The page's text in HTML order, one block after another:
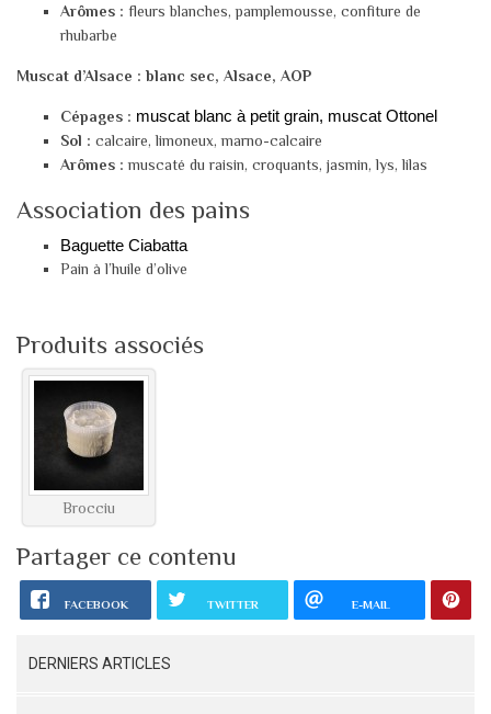
Arômes : fleurs blanches, pamplemousse, confiture de
rhubarbe
Muscat d’Alsace : blanc sec, Alsace, AOP
Cépages : muscat blanc à petit grain, muscat Ottonel
Sol : calcaire, limoneux, marno-calcaire
Arômes : muscaté du raisin, croquants, jasmin, lys, lilas
Association des pains
Baguette Ciabatta
Pain à l’huile d’olive
Produits associés
Brocciu
Partager ce contenu
FACEBOOK TWITTER E-MAIL
DERNIERS ARTICLES